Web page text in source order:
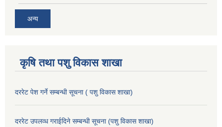
अन्य
कृषि तथा पशु विकास शाखा
दररेट पेश गर्ने सम्बन्धी सूचना ( पशु विकास शाखा)
दररेट उपलव्ध गराईदिने सम्बन्धी सूचना (पशु विकास शाखा)